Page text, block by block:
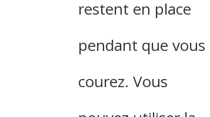
restent en place
pendant que vous
courez. Vous